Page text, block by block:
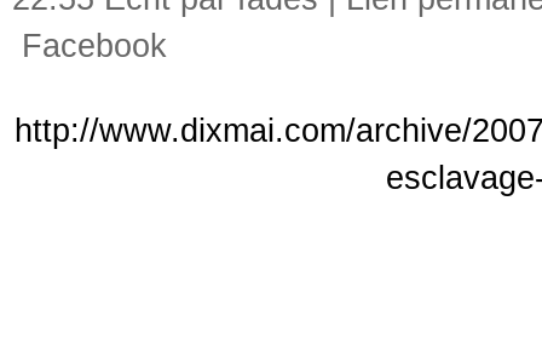
Facebook
http://www.dixmai.com/archive/